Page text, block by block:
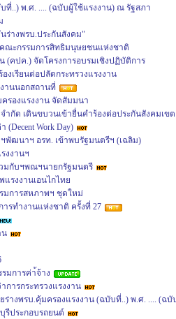
ที่..) พ.ศ. .... (ฉบับผู้ใช้แรงงาน) ณ รัฐสภา
ร่างพรบ.ประกันสังคม"
ณะกรรมการสิทธิมนุษยชนแห่งชาติ
(คปค.) จัดโครงการอบรมเชิงปฏิบัติการ
เรียนต่อปลัดกระทรวงแรงงาน
านนอกสถานที่
รองแรงงาน จัดสัมมนา
กัด เดินขบวนเข้ายื่นคำร้องต่อประกันสังคมเขต
Work Day)
พัฒนาฯ อรท. เข้าพบรัฐมนตรีฯ (เฉลิม)
งงานฯ
มกับฯพณฯนายกรัฐมนตรี
รงงานเอนไกไทย
มการสหภาพฯ ชุดใหม่
รทำงานแห่งชาติ ครั้งที่ 27
น
มการค่า้จ้าง
ารกระทรวงแรงงาน
างพรบ.คุ้มครองแรงงาน (ฉบับที่..) พ.ศ. .... (ฉบั
รีประกอบรถยนต์